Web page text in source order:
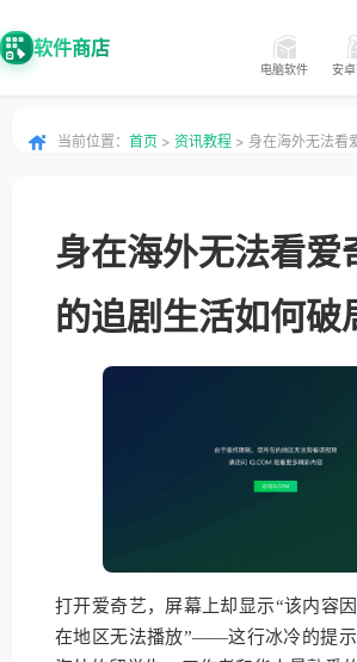
软件商店
电脑软件 安
当前位置： 首页 > 资讯教程 > 身在海外无法看
身在海外无法看爱
的追剧生活如何破
打开爱奇艺，屏幕上却显示“该内容
在地区无法播放”——这行冰冷的提